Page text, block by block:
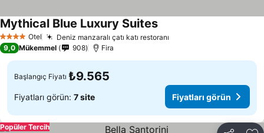
4 Yıldız Otel Deniz manzaralı çatı katı restoranı
Mythical Blue Luxury Suites
9,0 Mükemmel 908 Fira
Başlangıç Fiyatı ₺9.565
Fiyatları görün: 7 site Fiyatları görün
Popüler Tercih